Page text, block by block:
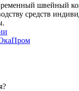
швейный
средств